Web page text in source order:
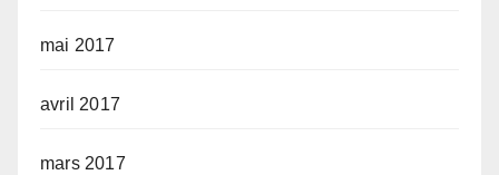
mai 2017
avril 2017
mars 2017